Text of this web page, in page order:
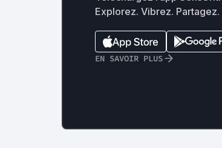
Explorez. Vibrez. Partagez.
EN SAVOIR PLUS